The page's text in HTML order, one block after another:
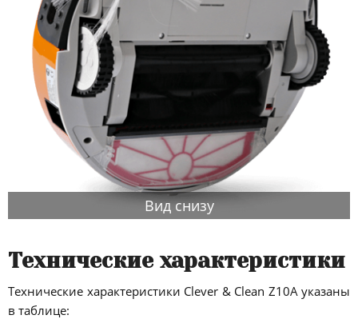
Вид снизу
Технические характеристики
Технические характеристики Clever & Clean Z10A указаны
в таблице: